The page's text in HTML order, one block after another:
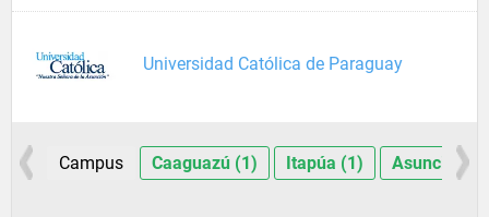
Universidad Católica de Paraguay
Campus Caaguazú (1) Itapúa (1) Asunción